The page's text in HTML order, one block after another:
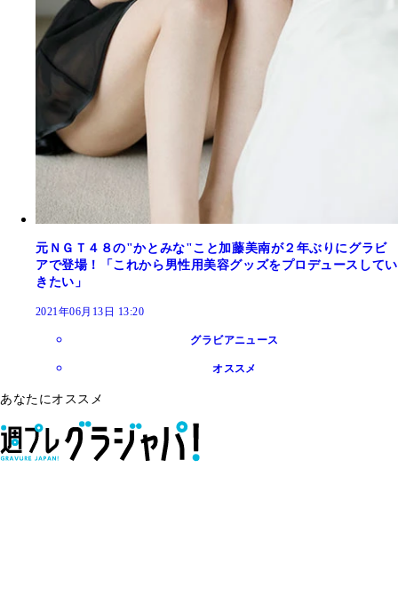
元ＮＧＴ４８の"かとみな"こと加藤美南が２年ぶりにグラビ
アで登場！「これから男性用美容グッズをプロデュースしてい
きたい」
2021年06月13日 13:20
グラビアニュース
オススメ
あなたにオススメ